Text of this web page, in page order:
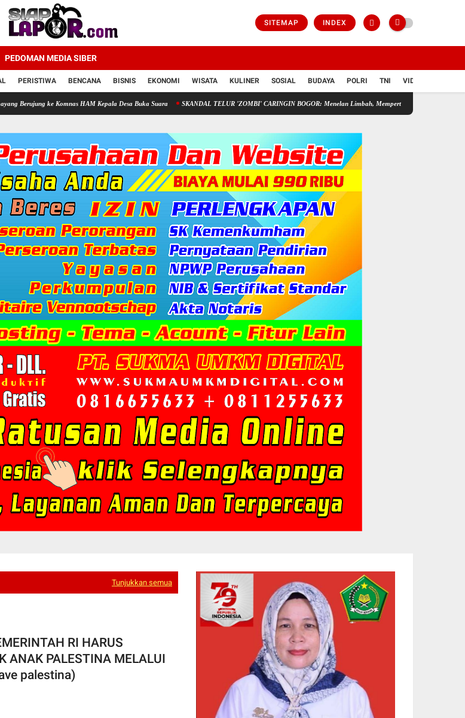
SITEMAP INDEX
PEDOMAN MEDIA SIBER
PERISTIWA BENCANA BISNIS EKONOMI WISATA KULINER SOSIAL BUDAYA POLRI TNI VIDIO
ke Komnas HAM Kepala Desa Buka Suara SKANDAL TELUR 'ZOMBI' CARINGIN BOGOR: Menelan Limbah, Mempertaruhkan Nyawa Rakyat
Tunjukkan semua
RI HARUS
ANAK PALESTINA MELALUI
palestina)